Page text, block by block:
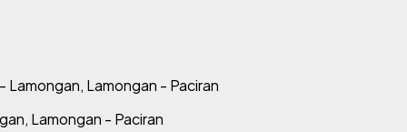
Lamongan - Paciran